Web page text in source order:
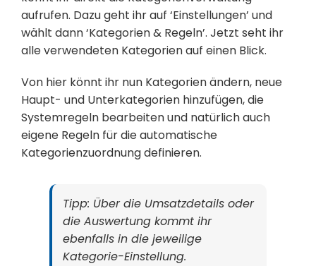
aufrufen. Dazu geht ihr auf ‘Einstellungen’ und
wählt dann ‘Kategorien & Regeln’. Jetzt seht ihr
alle verwendeten Kategorien auf einen Blick.
Von hier könnt ihr nun Kategorien ändern, neue
Haupt- und Unterkategorien hinzufügen, die
Systemregeln bearbeiten und natürlich auch
eigene Regeln für die automatische
Kategorienzuordnung definieren.
Tipp: Über die Umsatzdetails oder
die Auswertung kommt ihr
ebenfalls in die jeweilige
Kategorie-Einstellung.